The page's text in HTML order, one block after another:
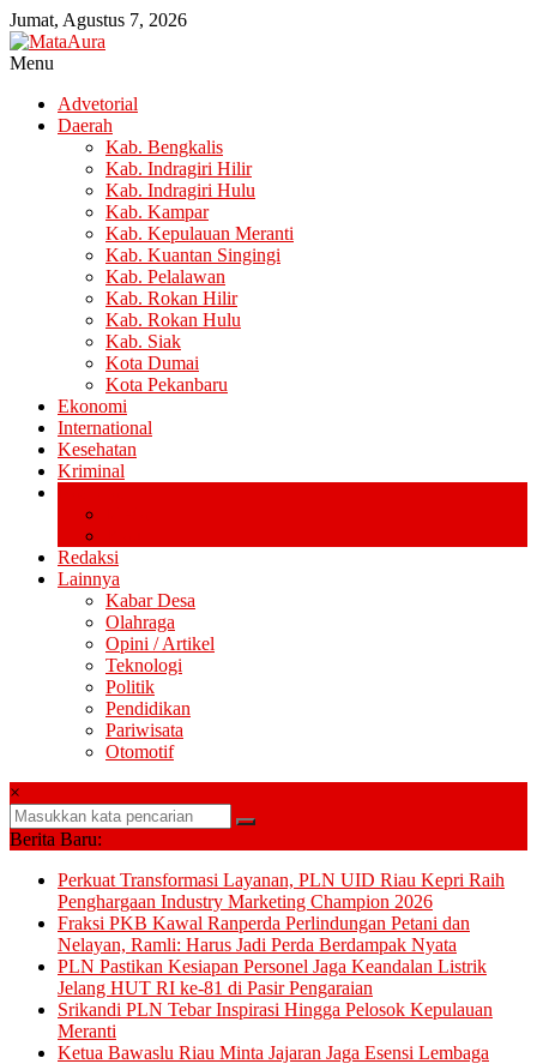
Lompat
ke
konten
Jumat, Agustus 7, 2026
Berkepribadia,
Bertanggung
Menu
Advetorial
Daerah
Kab. Bengkalis
Kab. Indragiri Hilir
Kab. Indragiri Hulu
Kab. Kampar
Kab. Kepulauan Meranti
Kab. Kuantan Singingi
Kab. Pelalawan
Kab. Rokan Hilir
Kab. Rokan Hulu
Kab. Siak
Kota Dumai
Kota Pekanbaru
Ekonomi
International
Kesehatan
Kriminal
Redaksi
Lainnya
Kabar Desa
Olahraga
Opini / Artikel
Teknologi
Politik
Pendidikan
Pariwisata
Otomotif
×
Berita Baru:
Perkuat Transformasi Layanan, PLN UID Riau Kepri Raih
Penghargaan Industry Marketing Champion 2026
Fraksi PKB Kawal Ranperda Perlindungan Petani dan
Nelayan, Ramli: Harus Jadi Perda Berdampak Nyata
PLN Pastikan Kesiapan Personel Jaga Keandalan Listrik
Jelang HUT RI ke-81 di Pasir Pengaraian
Srikandi PLN Tebar Inspirasi Hingga Pelosok Kepulauan
Meranti
Ketua Bawaslu Riau Minta Jajaran Jaga Esensi Lembaga